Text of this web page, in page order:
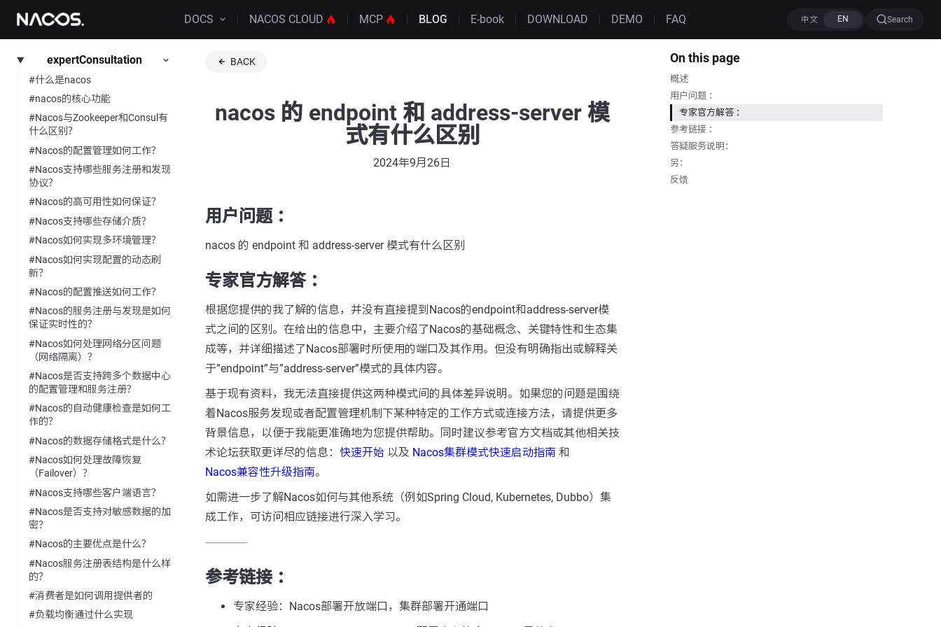
DOCS NACOS CLOUD MCP BLOG E-book DOWNLOAD DEMO FAQ Search
expertConsultation
#什么是nacos
#nacos的核心功能
#Nacos与Zookeeper和Consul有
什么区别？
#Nacos的配置管理如何工作？
#Nacos支持哪些服务注册和发现
协议？
#Nacos的高可用性如何保证？
#Nacos支持哪些存储介质？
#Nacos如何实现多环境管理？
#Nacos如何实现配置的动态刷
新？
#Nacos的配置推送如何工作？
#Nacos的服务注册与发现是如何
保证实时性的？
#Nacos如何处理网络分区问题
（网络隔离）？
#Nacos是否支持跨多个数据中心
的配置管理和服务注册？
#Nacos的自动健康检查是如何工
作的？
#Nacos的数据存储格式是什么？
#Nacos如何处理故障恢复
（Failover）？
#Nacos支持哪些客户端语言？
#Nacos是否支持对敏感数据的加
密？
#Nacos的主要优点是什么？
#Nacos服务注册表结构是什么样
的？
#消费者是如何调用提供者的
#负载均衡通过什么实现
BACK
nacos 的 endpoint 和 address-server 模
式有什么区别
2024年9月26日
用户问题 ：
nacos 的 endpoint 和 address-server 模式有什么区别
专家官方解答 ：
根据您提供的我了解的信息，并没有直接提到Nacos的endpoint和address-server模
式之间的区别。在给出的信息中，主要介绍了Nacos的基础概念、关键特性和生态集
成等，并详细描述了Nacos部署时所使用的端口及其作用。但没有明确指出或解释关
于”endpoint”与”address-server”模式的具体内容。
基于现有资料，我无法直接提供这两种模式间的具体差异说明。如果您的问题是围绕
着Nacos服务发现或者配置管理机制下某种特定的工作方式或连接方法，请提供更多
背景信息，以便于我能更准确地为您提供帮助。同时建议参考官方文档或其他相关技
术论坛获取更详尽的信息： 快速开始 以及 Nacos集群模式快速启动指南 和
Nacos兼容性升级指南。
如需进一步了解Nacos如何与其他系统（例如Spring Cloud, Kubernetes, Dubbo）集
成工作，可访问相应链接进行深入学习。
---------------
参考链接 ：
专家经验：Nacos部署开放端口，集群部署开通端口
On this page
概述
用户问题 ：
专家官方解答 ：
参考链接 ：
答疑服务说明：
另：
反馈